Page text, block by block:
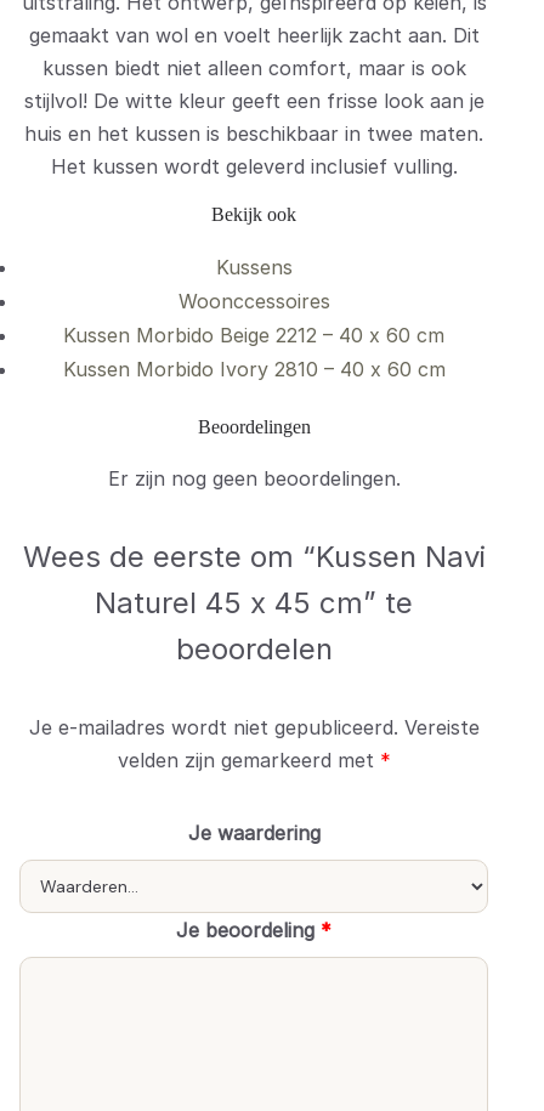
gemaakt van wol en voelt heerlijk zacht aan. Dit
kussen biedt niet alleen comfort, maar is ook
stijlvol! De witte kleur geeft een frisse look aan je
huis en het kussen is beschikbaar in twee maten.
Het kussen wordt geleverd inclusief vulling.
Bekijk ook
Kussens
Woonccessoires
Kussen Morbido Beige 2212 – 40 x 60 cm
Kussen Morbido Ivory 2810 – 40 x 60 cm
Beoordelingen
Er zijn nog geen beoordelingen.
Wees de eerste om “Kussen Navi
Naturel 45 x 45 cm” te
beoordelen
Je e-mailadres wordt niet gepubliceerd. Vereiste
velden zijn gemarkeerd met *
Je waardering
Je beoordeling *